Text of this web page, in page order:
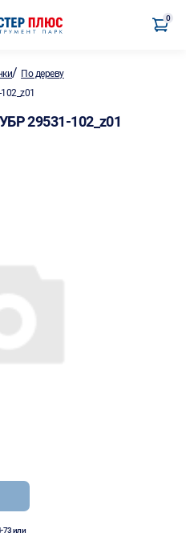
0
/ По дереву
29531-102_z01
73или